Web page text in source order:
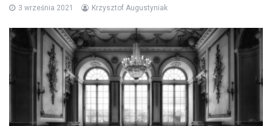
3 września 2021 Krzysztof Augustyniak